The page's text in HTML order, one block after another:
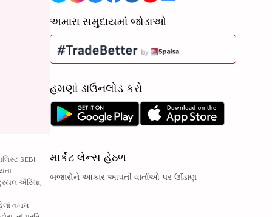
SEBI
એરિયા,
તમામ
અમારા સમુદાયમાં જોડાઓ
હમણાં ડાઉનલોડ કરો
માર્કેટ લેન્સ હેઠળ
બજારોને આકાર આપતી વાર્તાઓ પર ઊંડાણ